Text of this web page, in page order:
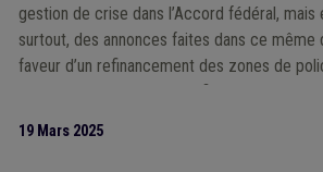
gestion de crise dans l’Accord fédéral, mais
surtout, des annonces faites dans ce même
faveur d’un refinancement des zones de
rééquilibrage « 50/50 » du financement des
19 Mars 2025